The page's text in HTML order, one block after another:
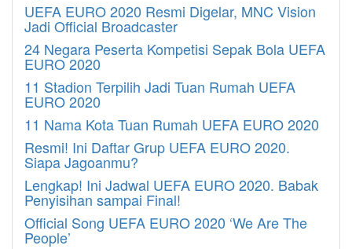
UEFA EURO 2020 Resmi Digelar, MNC Vision
Jadi Official Broadcaster
24 Negara Peserta Kompetisi Sepak Bola UEFA
EURO 2020
11 Stadion Terpilih Jadi Tuan Rumah UEFA
EURO 2020
11 Nama Kota Tuan Rumah UEFA EURO 2020
Resmi! Ini Daftar Grup UEFA EURO 2020.
Siapa Jagoanmu?
Lengkap! Ini Jadwal UEFA EURO 2020. Babak
Penyisihan sampai Final!
Official Song UEFA EURO 2020 ‘We Are The
People’